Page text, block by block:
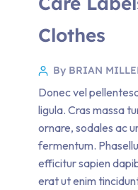
Clothes
By BRIAN
Donec vel
ligula. Cras massa
ornare, sodales ac
fermentum.
efficitur sapien
erat ut enim